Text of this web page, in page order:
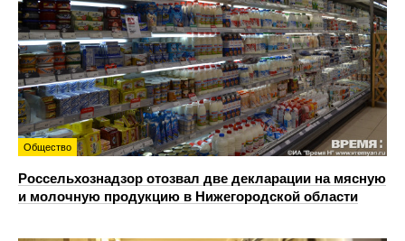
Общество
Россельхознадзор отозвал две декларации на мясную
и молочную продукцию в Нижегородской области